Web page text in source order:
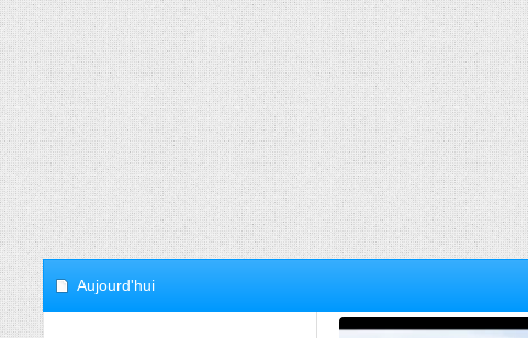
Aujourd'hui